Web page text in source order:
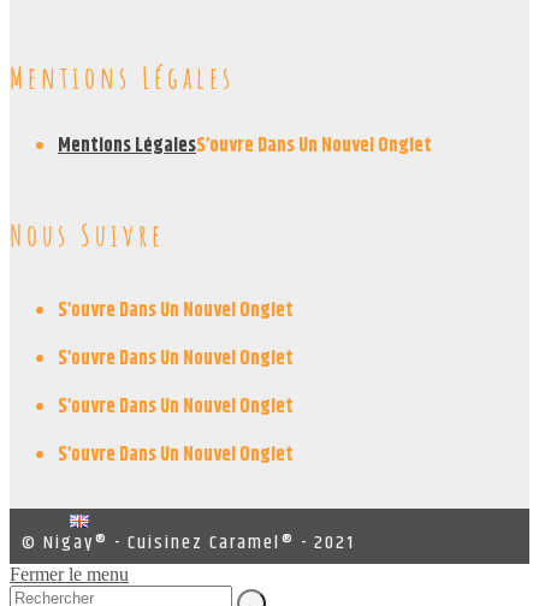
Mentions Légales
Mentions LégalesS’ouvre Dans Un Nouvel Onglet
Nous Suivre
S’ouvre Dans Un Nouvel Onglet
S’ouvre Dans Un Nouvel Onglet
S’ouvre Dans Un Nouvel Onglet
S’ouvre Dans Un Nouvel Onglet
© Nigay® - Cuisinez Caramel® - 2021
Fermer le menu